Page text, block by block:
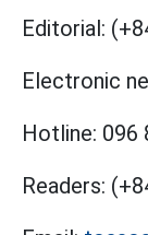
Editorial:
Electronic
Hotline: 096
Readers: